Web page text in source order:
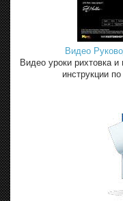
Видео
Видео уроки рихтовка
инструкции